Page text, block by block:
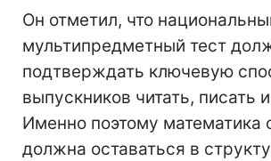
Он отметил, что
мультипредметный тест
подтверждать ключевую
выпускников читать, писать
Именно поэтому математика
должна оставаться в